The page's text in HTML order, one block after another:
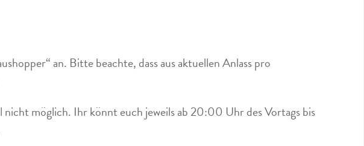
an. Bitte beachte, dass aus aktuellen Anlass pro
nicht möglich. Ihr könnt euch jeweils ab 20:00 Uhr des Vortags bis